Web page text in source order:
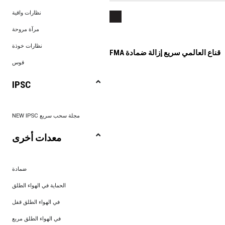
نظارات واقية
مرآة مروحة
نظارات خوذة
قوس
IPSC
NEW IPSC مجلة سحب سريع
معدات أخرى
ضمادة
الحماية في الهواء الطلق
في الهواء الطلق قفل
في الهواء الطلق مربع
FMA قناع العالمي سريع إزالة ضمادة